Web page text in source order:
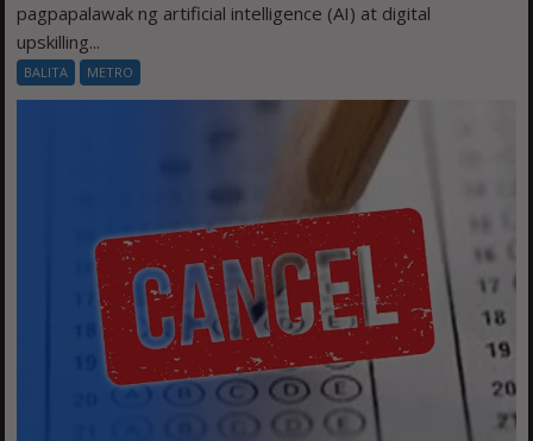
pagpapalawak ng artificial intelligence (AI) at digital
upskilling...
BALITA METRO